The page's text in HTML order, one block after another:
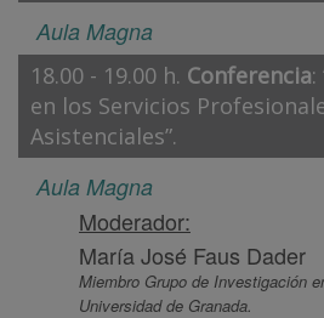
Aula Magna
18.00 - 19.00 h. Conferencia:
en los Servicios
Asistenciales”.
Aula Magna
Moderador:
María José Faus Dader
Miembro Grupo de Investigación
Universidad de Granada.